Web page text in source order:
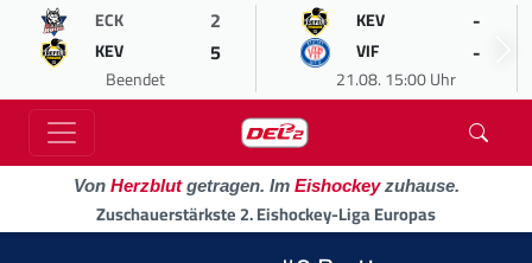
ECK 2
KEV 5
Beendet
KEV -
VIF -
21.08. 15:00 Uhr
Von Herzblutgetragen. Im Eishockeyzuhause.
Zuschauerstärkste 2. Eishockey-Liga Europas